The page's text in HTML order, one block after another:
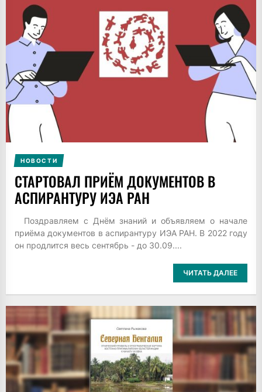
НОВОСТИ
СТАРТОВАЛ ПРИЁМ ДОКУМЕНТОВ В
АСПИРАНТУРУ ИЭА РАН
Поздравляем с Днём знаний и объявляем о начале
приёма документов в аспирантуру ИЭА РАН. В 2022 году
он продлится весь сентябрь - до 30.09....
ЧИТАТЬ ДАЛЕЕ